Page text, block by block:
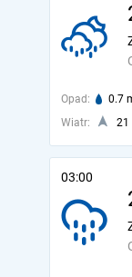
Opad: 0.7
Wiatr:
21
03:00